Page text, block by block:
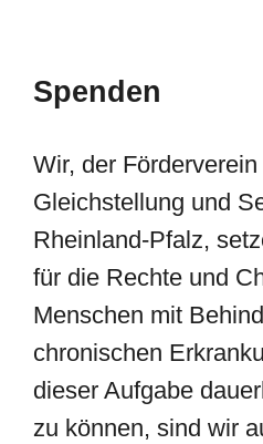
Spenden
Wir, der
Gleichstellung und
Rheinland-Pfalz,
für die Rechte und
Menschen mit
chronischen
dieser Aufgabe
zu können, sind wir